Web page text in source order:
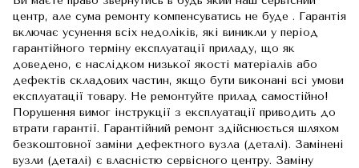
центр, але сума ремонту компенсуватись не буде . Гарантія
включає усунення всіх недоліків, які виникли у період
гарантійного терміну експлуатації приладу, що як
доведено, є наслідком низької якості матеріалів або
дефектів складових частин, якщо бути виконані всі умови
експлуатації товару. Не ремонтуйте прилад самостійно!
Порушення вимог інструкції з експлуатації приводить до
втрати гарантії. Гарантійний ремонт здійснюється шляхом
безкоштовної заміни дефектного вузла (деталі). Замінені
вузли (деталі) є власністю сервісного центру. Заміну